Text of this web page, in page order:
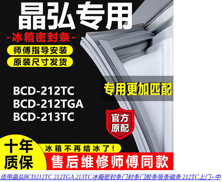
适用晶弘BCD212TC 212TGA 213TC冰箱密封条门封条门胶条吸条磁条 212TC上门+中